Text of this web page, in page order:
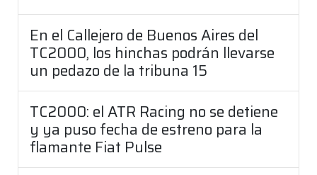
En el Callejero de Buenos Aires del
TC2000, los hinchas podrán llevarse
un pedazo de la tribuna 15
TC2000: el ATR Racing no se detiene
y ya puso fecha de estreno para la
flamante Fiat Pulse